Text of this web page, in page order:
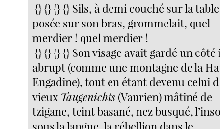
{} {} {} {} Sils, à demi couché sur la
posée sur son bras, grommelait, quel
merdier ! quel merdier !
{} {} {} {} Son visage avait gardé un
abrupt (comme une montagne de la
Engadine), tout en étant devenu celui
vieux Taugenichts (Vaurien) mâtiné de
tzigane, teint basané, nez busqué,
sous la langue, la rébellion dans le